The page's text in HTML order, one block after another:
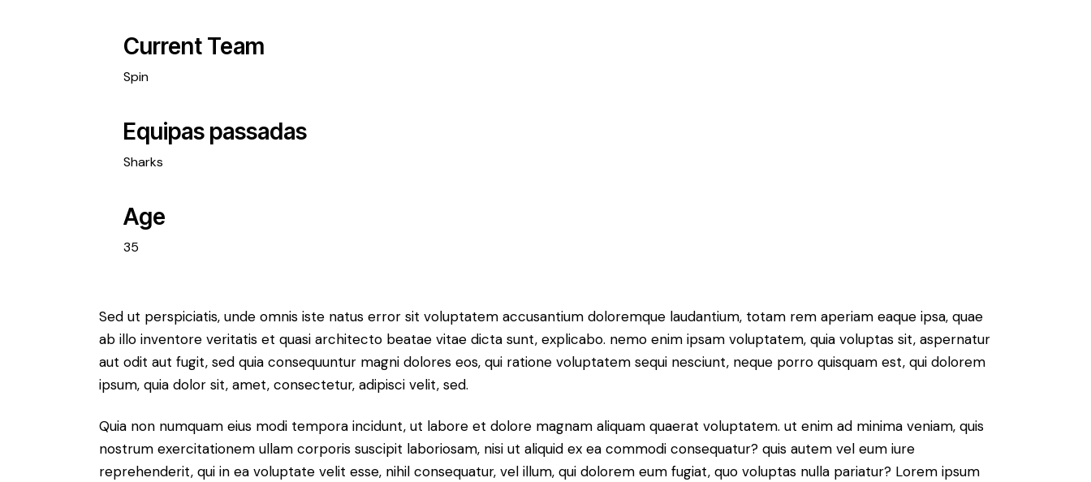
Current Team
Spin
Equipas passadas
Sharks
Age
35
Sed ut perspiciatis, unde omnis iste natus error sit voluptatem accusantium doloremque laudantium, totam rem aperiam eaque ipsa, quae
ab illo inventore veritatis et quasi architecto beatae vitae dicta sunt, explicabo. nemo enim ipsam voluptatem, quia voluptas sit, aspernatur
aut odit aut fugit, sed quia consequuntur magni dolores eos, qui ratione voluptatem sequi nesciunt, neque porro quisquam est, qui dolorem
ipsum, quia dolor sit, amet, consectetur, adipisci velit, sed.
Quia non numquam eius modi tempora incidunt, ut labore et dolore magnam aliquam quaerat voluptatem. ut enim ad minima veniam, quis
nostrum exercitationem ullam corporis suscipit laboriosam, nisi ut aliquid ex ea commodi consequatur? quis autem vel eum iure
reprehenderit, qui in ea voluptate velit esse, nihil consequatur, vel illum, qui dolorem eum fugiat, quo voluptas nulla pariatur? Lorem ipsum